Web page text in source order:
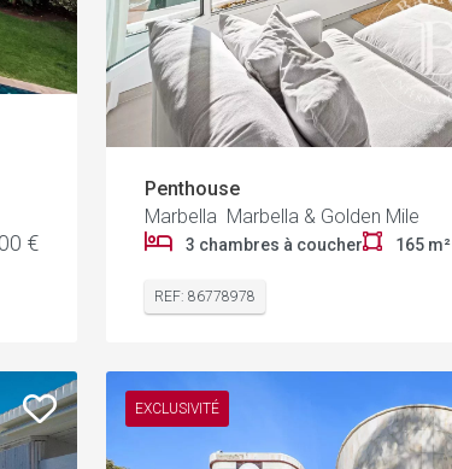
€
Penthouse
Marbella Marbella & Golden Mile
3 chambres à coucher 165 m²
REF: 86778978
EXCLUSIVITÉ